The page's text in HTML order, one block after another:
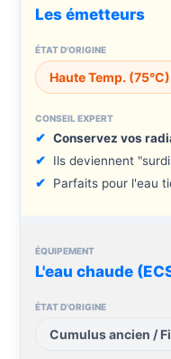
Les émetteurs
Haute Temp. (75°C)
Conservez vos
Ils deviennent
Parfaits pour l'eau
L'eau chaude
Cumulus ancien /